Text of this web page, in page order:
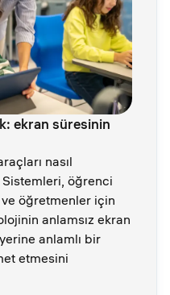
ekran süresinin
nasıl
Sistemleri, öğrenci
öğretmenler için
anlamsız ekran
anlamlı bir
etmesini